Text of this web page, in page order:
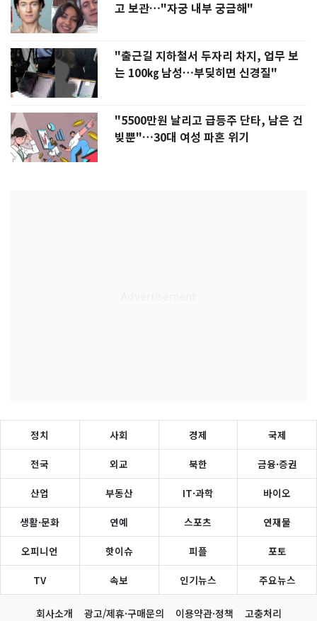
고 보관…"자궁 내부 궁금해"
"출근길 지하철서 두자리 차지, 업무 보
는 100㎏ 남성…부딪히면 신경질"
"5500만원 날리고 급등주 단타, 남은 건
빚뿐"…30대 여성 파혼 위기
정치 사회 경제 국제
전국 외교 북한 금융·증권
산업 부동산 IT·과학 바이오
생활·문화 연예 스포츠 연재물
오피니언 핫이슈 피플 포토
TV 속보 인기뉴스 주요뉴스
회사소개 광고/제휴·구매문의 이용약관·정책 고충처리